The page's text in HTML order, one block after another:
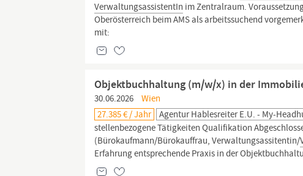
VerwaltungsassistentIn im Zentralraum.
Oberösterreich beim AMS als arbeitssuchend
mit:
Objektbuchhaltung (m/w/x) in der
30.06.2026
Wien
27.385 € / Jahr
Agentur Hablesreiter E.U. - My-
stellenbezogene Tätigkeiten Qualifikation
(Bürokaufmann/Bürokauffrau, Verwaltungsassitentin/
Erfahrung entsprechende Praxis in der